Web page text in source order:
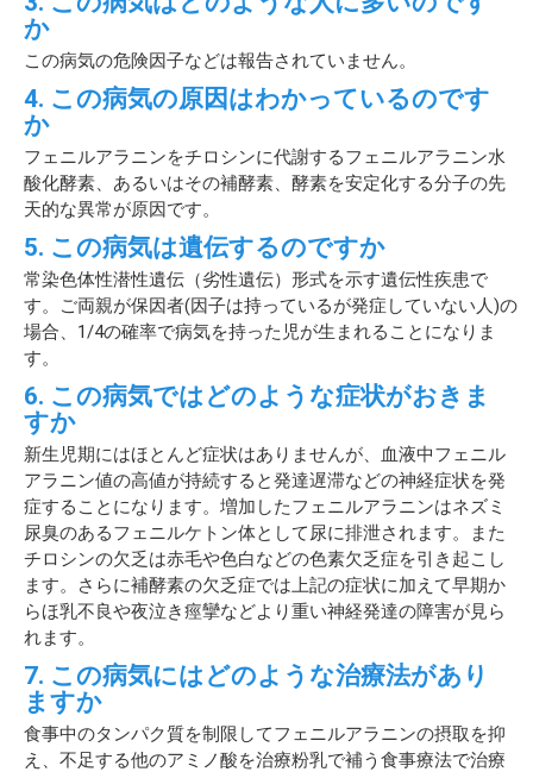
か
この病気の危険因子などは報告されていません。
4. この病気の原因はわかっているのです
か
フェニルアラニンをチロシンに代謝するフェニルアラニン水
酸化酵素、あるいはその補酵素、酵素を安定化する分子の先
天的な異常が原因です。
5. この病気は遺伝するのですか
常染色体性潜性遺伝（劣性遺伝）形式を示す遺伝性疾患で
す。ご両親が保因者(因子は持っているが発症していない人)の
場合、1/4の確率で病気を持った児が生まれることになりま
す。
6. この病気ではどのような症状がおきま
すか
新生児期にはほとんど症状はありませんが、血液中フェニル
アラニン値の高値が持続すると発達遅滞などの神経症状を発
症することになります。増加したフェニルアラニンはネズミ
尿臭のあるフェニルケトン体として尿に排泄されます。また
チロシンの欠乏は赤毛や色白などの色素欠乏症を引き起こし
ます。さらに補酵素の欠乏症では上記の症状に加えて早期か
らほ乳不良や夜泣き痙攣などより重い神経発達の障害が見ら
れます。
7. この病気にはどのような治療法があり
ますか
食事中のタンパク質を制限してフェニルアラニンの摂取を抑
え、不足する他のアミノ酸を治療粉乳で補う食事療法で治療